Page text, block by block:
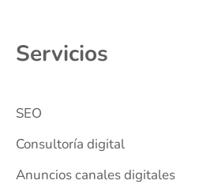
Servicios
SEO
Consultoría digital
Anuncios canales digitales